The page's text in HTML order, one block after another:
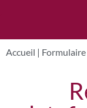
Accueil |